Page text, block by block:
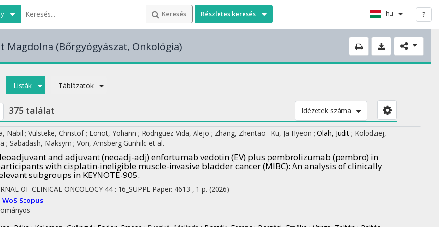
Keresés Részletes keresés hu ?
Magdolna (Bőrgyógyászat, Onkológia)
Listák Táblázatok
375 találat Idézetek száma
Nabil ; Vulsteke, Christof; Loriot, Yohann ; Rodriguez-Vida, Alejo ; Zhang, Zhentao ; Ku, Ja Hyeon ; Olah, Judit ; Kolodziej,
; Sabadash, Maksym ; Von, Amsberg Gunhild et al.
and adjuvant (neoadj-adj) enfortumab vedotin (EV) plus pembrolizumab (pembro) in
with cisplatin-ineligible muscle-invasive bladder cancer (MIBC): An analysis of clinically
subgroups in KEYNOTE-905.
OF CLINICAL ONCOLOGY 44 : 16_SUPPL Paper: 4613 , 1 p. (2026)
WoS Scopus